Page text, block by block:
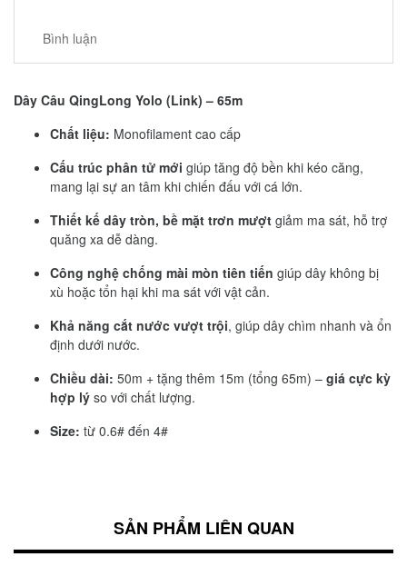
Bình luận
Dây Câu QingLong Yolo (Link) – 65m
Chất liệu: Monofilament cao cấp
Cấu trúc phân tử mới giúp tăng độ bền khi kéo căng,
mang lại sự an tâm khi chiến đấu với cá lớn.
Thiết kế dây tròn, bề mặt trơn mượt giảm ma sát, hỗ trợ
quăng xa dễ dàng.
Công nghệ chống mài mòn tiên tiến giúp dây không bị
xù hoặc tổn hại khi ma sát với vật cản.
Khả năng cắt nước vượt trội, giúp dây chìm nhanh và ổn
định dưới nước.
Chiều dài: 50m + tặng thêm 15m (tổng 65m) – giá cực kỳ
hợp lý so với chất lượng.
Size: từ 0.6# đến 4#
SẢN PHẨM LIÊN QUAN